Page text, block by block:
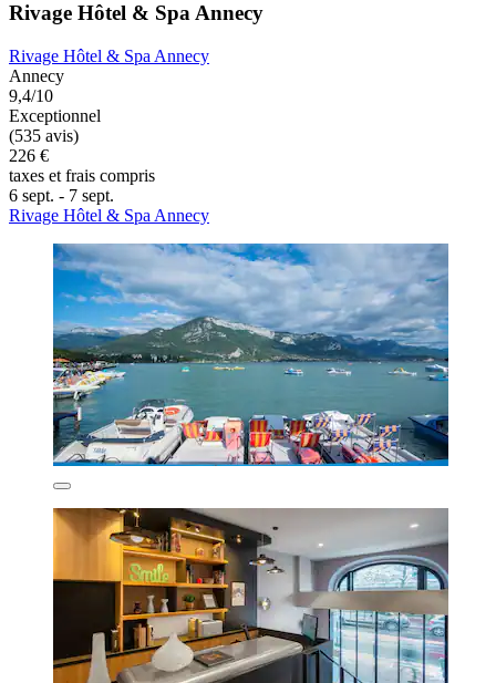
Rivage Hôtel & Spa Annecy
Rivage Hôtel & Spa Annecy
Annecy
9,4/10
Exceptionnel
(535 avis)
226 €
taxes et frais compris
6 sept. - 7 sept.
Rivage Hôtel & Spa Annecy